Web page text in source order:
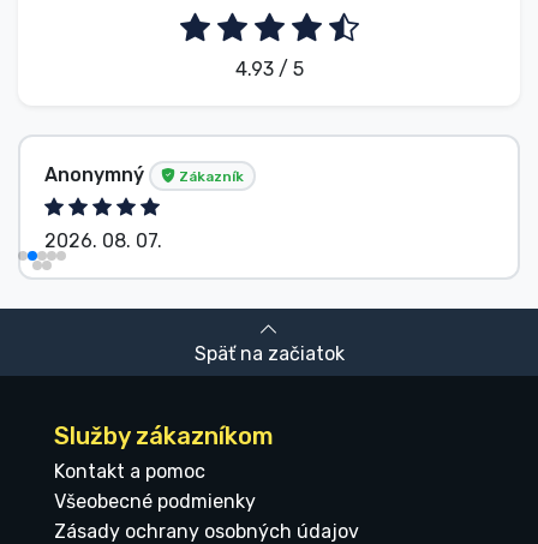
4.93 / 5
Anonymný Zákazník
2026. 08. 07.
Späť na začiatok
Služby zákazníkom
Kontakt a pomoc
Všeobecné podmienky
Zásady ochrany osobných údajov